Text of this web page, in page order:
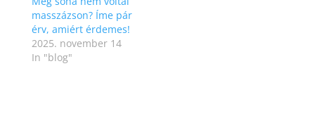
masszázson? Íme pár
érv, amiért érdemes!
2025. november 14
In "blog"